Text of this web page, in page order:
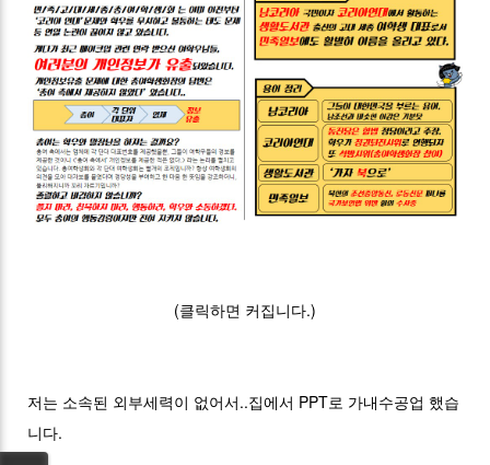
(클릭하면 커집니다.)
저는 소속된 외부세력이 없어서..집에서 PPT로 가내수공업 했습
니다.